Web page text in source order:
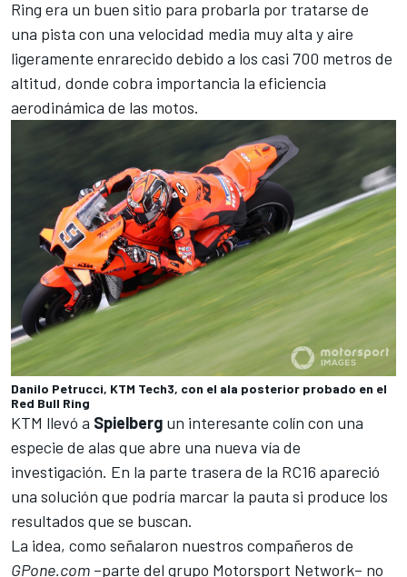
Ring era un buen sitio para probarla por tratarse de
una pista con una velocidad media muy alta y aire
ligeramente enrarecido debido a los casi 700 metros de
altitud, donde cobra importancia la eficiencia
aerodinámica de las motos.
Danilo Petrucci, KTM Tech3, con el ala posterior probado en el
Red Bull Ring
KTM llevó a Spielberg un interesante colín con una
especie de alas que abre una nueva vía de
investigación. En la parte trasera de la RC16 apareció
una solución que podría marcar la pauta si produce los
resultados que se buscan.
La idea, como señalaron nuestros compañeros de
GPone.com –parte del grupo Motorsport Network– no